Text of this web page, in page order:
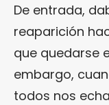
De entrada,
reaparición
que quedarse
embargo,
todos nos